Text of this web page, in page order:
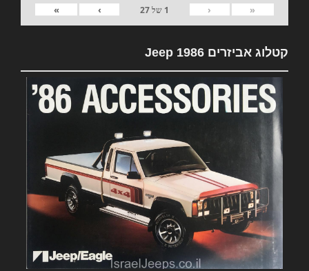
«
‹
1 של27
›
»
קטלוג אביזרים Jeep 1986